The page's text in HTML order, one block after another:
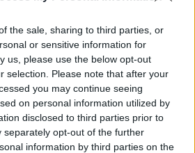
the sale, sharing to third parties, or
or sensitive information for
us, please use the below opt-out
selection. Please note that after your
you may continue seeing
on personal information utilized by
disclosed to third parties prior to
separately opt-out of the further
information by third parties on the
z Jego uczniów wyciąga miecz,
mówiąc: „Włóż miecz na
którzy za miecz chwytają, od
obarczony naszymi cierpieniami i
On „nawet nie otworzył ust
rzeź prowadzony, jak owca niema